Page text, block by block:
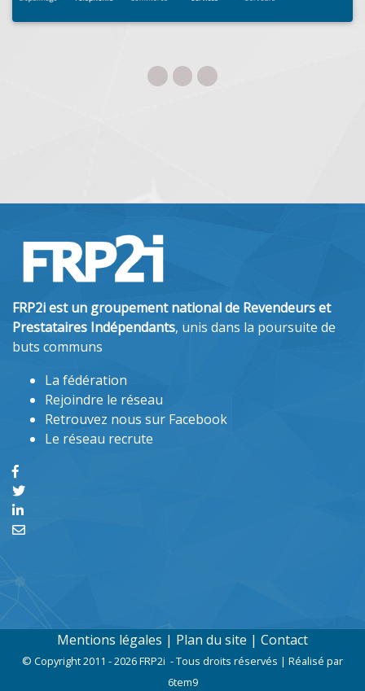
FRP2i est un groupement national de Revendeurs et
Prestataires Indépendants , unis dans la poursuite de
La fédération
Rejoindre le réseau
Retrouvez nous sur Facebook
Mentions légales | |
© Copyright 2011 - 2026 FRP2i - Tous droits réservés | Réalisé par